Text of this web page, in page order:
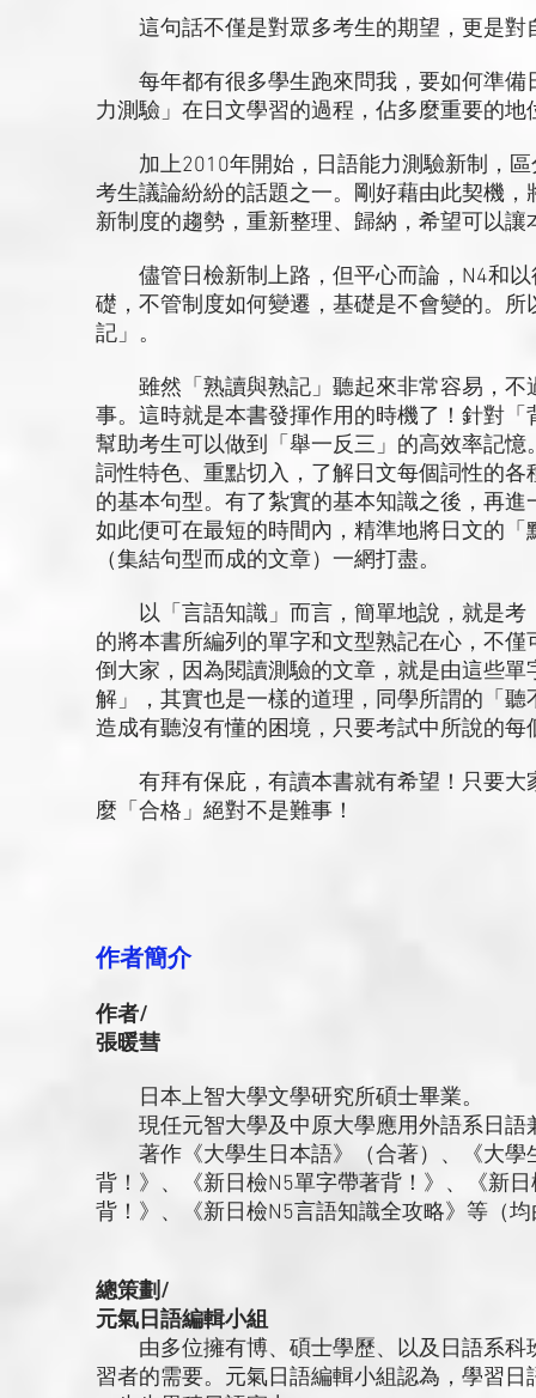
這句話不僅是對眾多考生的期望，更是對
每年都有很多學生跑來問我，要如何準備
力測驗」在日文學習的過程，佔多麼重要的地
加上2010年開始，日語能力測驗新制，區
考生議論紛紛的話題之一。剛好藉由此契機
新制度的趨勢，重新整理、歸納，希望可以
儘管日檢新制上路，但平心而論，N4和以
礎，不管制度如何變遷，基礎是不會變的。
記」。
雖然「熟讀與熟記」聽起來非常容易，不
事。這時就是本書發揮作用的時機了！針對
幫助考生可以做到「舉一反三」的高效率記
詞性特色、重點切入，了解日文每個詞性的
的基本句型。有了紮實的基本知識之後，再
如此便可在最短的時間內，精準地將日文的
（集結句型而成的文章）一網打盡。
以「言語知識」而言，簡單地說，就是考
的將本書所編列的單字和文型熟記在心，不
倒大家，因為閱讀測驗的文章，就是由這些
解」，其實也是一樣的道理，同學所謂的「
造成有聽沒有懂的困境，只要考試中所說的
有拜有保庇，有讀本書就有希望！只要大
麼「合格」絕對不是難事！
作者簡介
作者/
張暖彗
日本上智大學文學研究所碩士畢業。
現任元智大學及中原大學應用外語系日語
著作《大學生日本語》（合著）、《大學
背！》、《新日檢N5單字帶著背！》、《新
背！》、《新日檢N5言語知識全攻略》等（
總策劃/
元氣日語編輯小組
由多位擁有博、碩士學歷、以及日語系科
習者的需要。元氣日語編輯小組認為，學習